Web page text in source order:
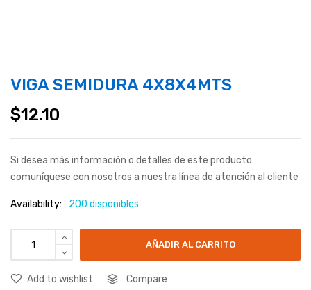
VIGA SEMIDURA 4X8X4MTS
$12.10
Si desea más información o detalles de este producto
comuníquese con nosotros a nuestra línea de atención al cliente
Availability: 200 disponibles
AÑADIR AL CARRITO
Add to wishlist
Compare